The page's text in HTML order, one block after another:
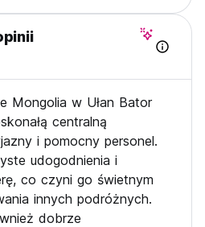
Mongolia w Ułan Bator
centralną
i pomocny personel.
udogodnienia i
co czyni go świetnym
innych podróżnych.
dobrze